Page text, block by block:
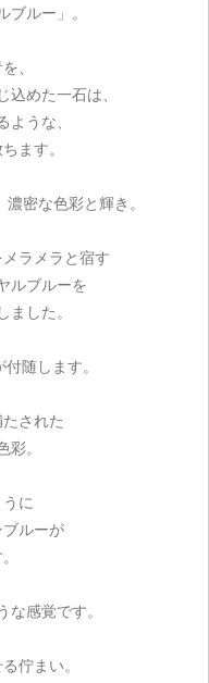
ブルー」。
、
込めた一石は、
ような、
ます。
密な色彩と輝き。
ラメラと宿す
ルブルーを
ました。
随します。
された
彩。
に
ルーが
な感覚です。
佇まい。